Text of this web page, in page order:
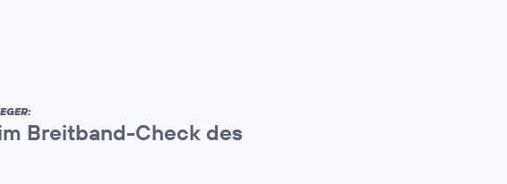
Breitband-Check des